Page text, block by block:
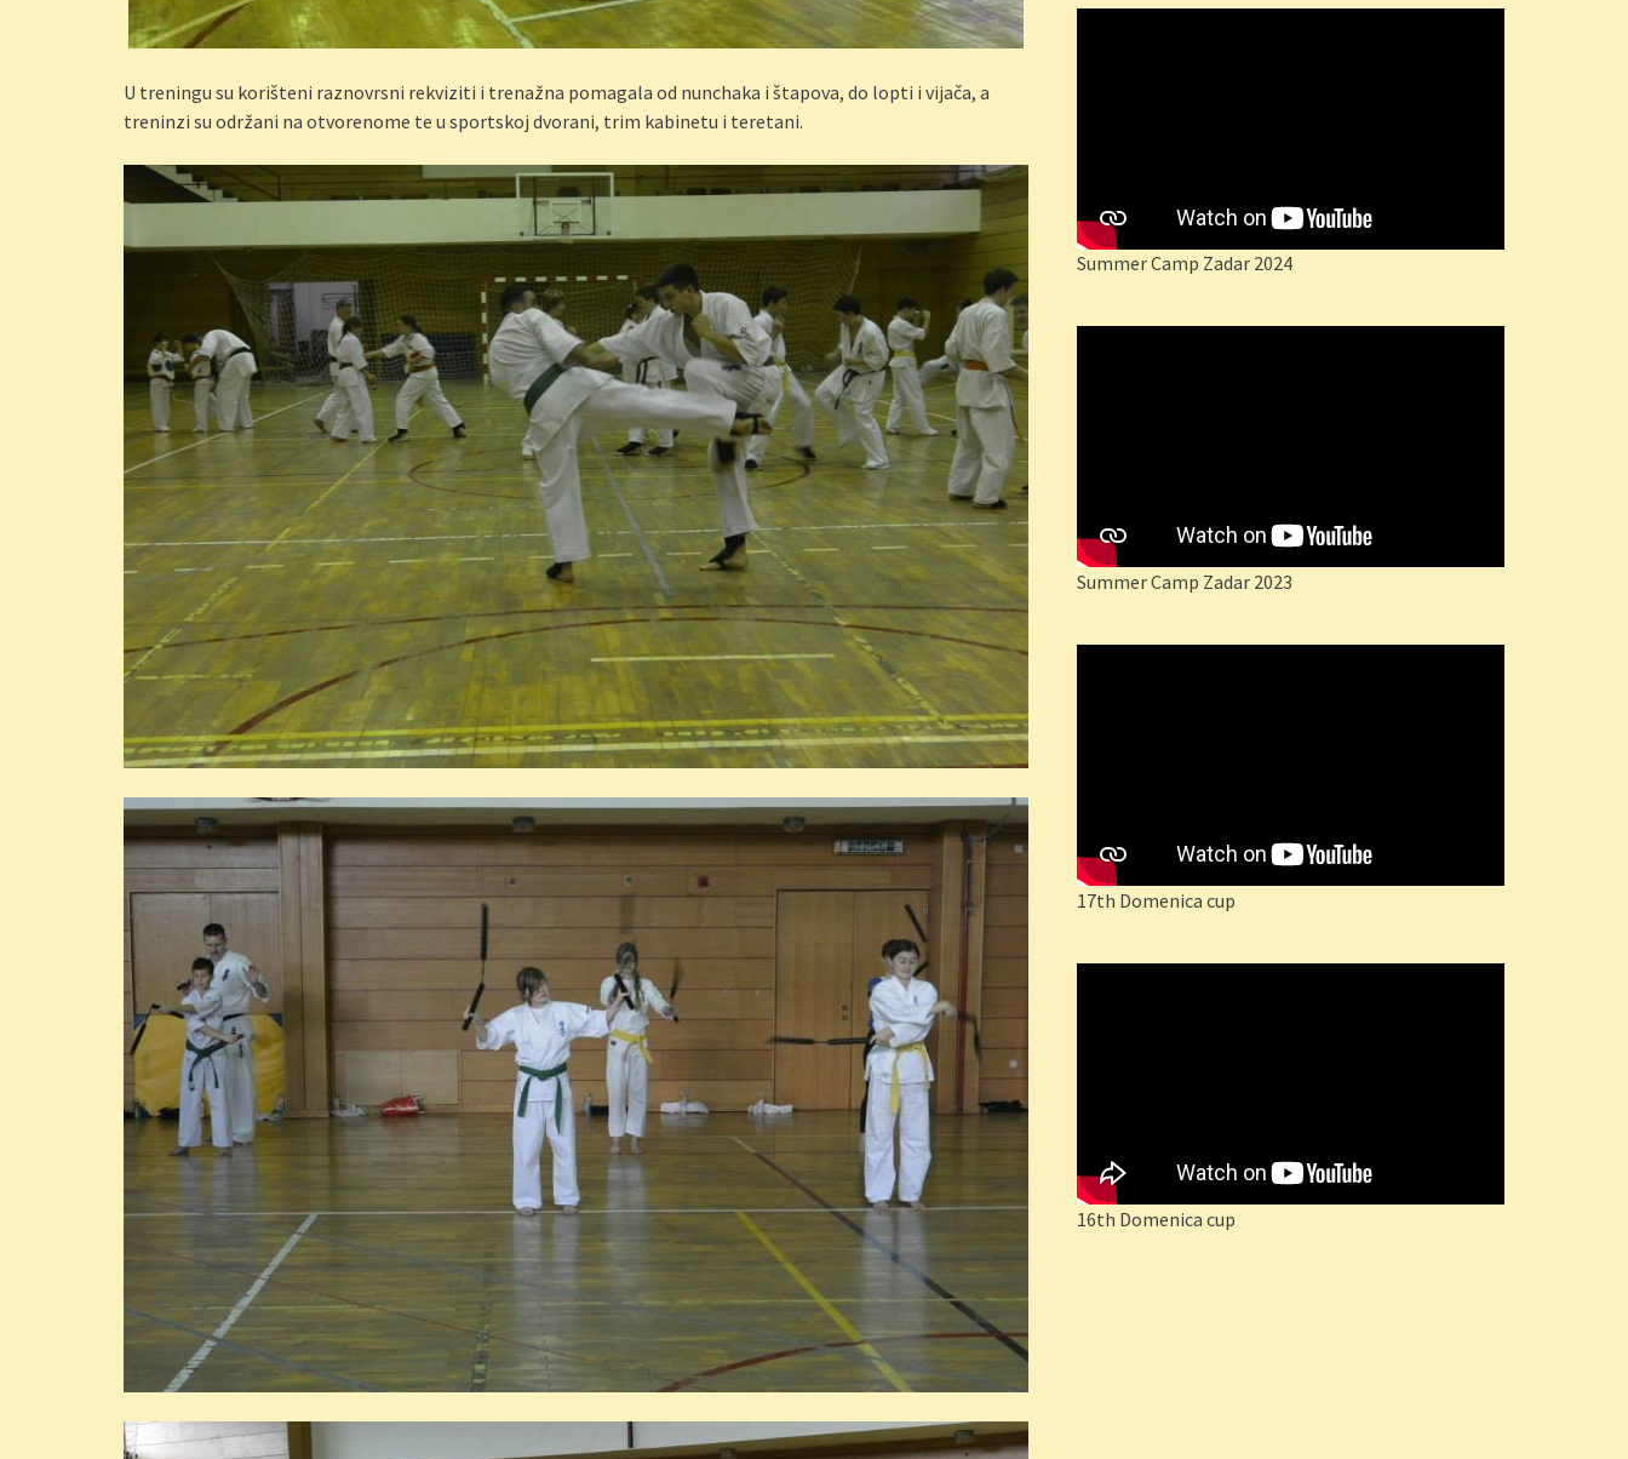
U treningu su korišteni raznovrsni rekviziti i trenažna pomagala od nunchaka i štapova, do lopti i vijača, a
treninzi su održani na otvorenome te u sportskoj dvorani, trim kabinetu i teretani.
Summer Camp Zadar 2024
Summer Camp Zadar 2023
17th Domenica cup
16th Domenica cup